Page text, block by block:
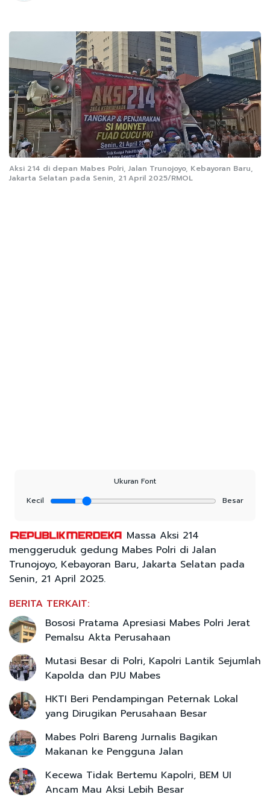
Aksi 214 di depan Mabes Polri, Jalan Trunojoyo, Kebayoran Baru,
Jakarta Selatan pada Senin, 21 April 2025/RMOL
Ukuran Font
Kecil
Besar
Massa Aksi 214
menggeruduk gedung Mabes Polri di Jalan
Trunojoyo, Kebayoran Baru, Jakarta Selatan pada
Senin, 21 April 2025.
BERITA TERKAIT:
Bososi Pratama Apresiasi Mabes Polri Jerat
Pemalsu Akta Perusahaan
Mutasi Besar di Polri, Kapolri Lantik Sejumlah
Kapolda dan PJU Mabes
HKTI Beri Pendampingan Peternak Lokal
yang Dirugikan Perusahaan Besar
Mabes Polri Bareng Jurnalis Bagikan
Makanan ke Pengguna Jalan
Kecewa Tidak Bertemu Kapolri, BEM UI
Ancam Mau Aksi Lebih Besar